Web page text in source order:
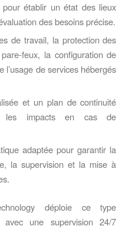
établir un état des lieux
des besoins précise.
de travail, la protection des
feux, la configuration de
l’usage de services hébergés
et un plan de continuité
les impacts en cas de
adaptée pour garantir la
la supervision et la mise à
déploie ce type
avec une supervision 24/7